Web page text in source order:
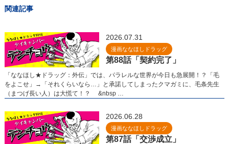
関連記事
2026.07.31
漫画ななほしドラッグ
第88話「契約完了」
「ななほし★ドラッグ：外伝」では、パラレルな世界が今日も急展開！？「毛
をよこせ」→「それくらいなら…」と承諾してしまったクマガミに、毛条先生
（まつげ長い人）は大慌て！？ &nbsp …
2026.06.28
漫画ななほしドラッグ
第87話「交渉成立」